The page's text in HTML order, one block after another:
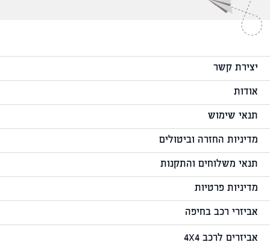
יצירת קשר
אודות
תנאי שימוש
מדיניות החזרה וביטולים
תנאי משלוחים והתקנות
מדיניות פרטיות
אביזרי רכב בחיפה
אביזרים לרכב 4X4